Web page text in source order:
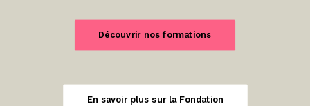
Découvrir nos formations
En savoir plus sur la Fondation